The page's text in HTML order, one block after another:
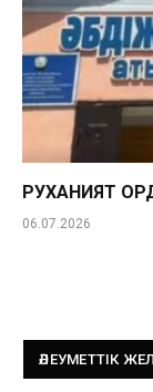
РУХАНИЯТ
06.07.2026
ӘЛЕУМЕТТІК